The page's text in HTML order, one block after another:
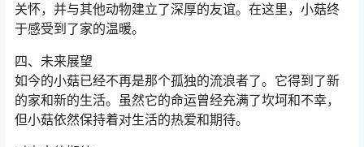
关怀，并与其他动物建立了深厚的友谊。在这里，小菇终
于感受到了家的温暖。
四、未来展望
如今的小菇已经不再是那个孤独的流浪者了。它得到了新
的家和新的生活。虽然它的命运曾经充满了坎坷和不幸，
但小菇依然保持着对生活的热爱和期待。